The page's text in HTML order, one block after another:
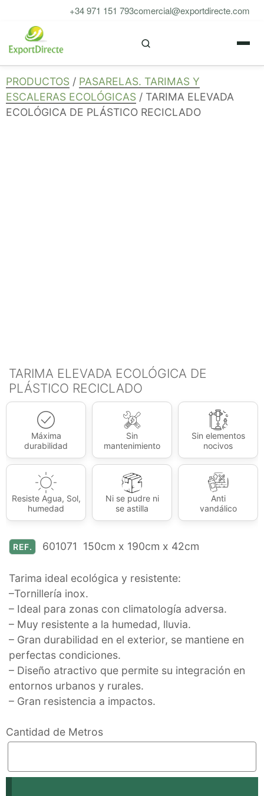
contenido
+34 971 151 793comercial@exportdirecte.com
PRODUCTOS / PASARELAS. TARIMAS Y
ESCALERAS ECOLÓGICAS / TARIMA ELEVADA
ECOLÓGICA DE PLÁSTICO RECICLADO
TARIMA ELEVADA ECOLÓGICA DE
PLÁSTICO RECICLADO
Máxima
durabilidad
Sin
mantenimiento
Sin elementos
nocivos
Resiste Agua, Sol,
humedad
Ni se pudre ni
se astilla
Anti
vandálico
REF. 601071 150cm x 190cm x 42cm
Tarima ideal ecológica y resistente:
–Tornillería inox.
– Ideal para zonas con climatología adversa.
– Muy resistente a la humedad, lluvia.
– Gran durabilidad en el exterior, se mantiene en
perfectas condiciones.
– Diseño atractivo que permite su integración en
entornos urbanos y rurales.
– Gran resistencia a impactos.
Cantidad de Metros